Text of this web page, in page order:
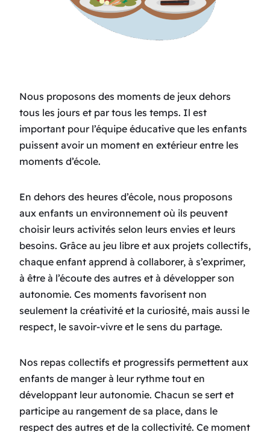
Nous proposons des moments de jeux dehors
tous les jours et par tous les temps. Il est
important pour l’équipe éducative que les enfants
puissent avoir un moment en extérieur entre les
moments d’école.
En dehors des heures d’école, nous proposons
aux enfants un environnement où ils peuvent
choisir leurs activités selon leurs envies et leurs
besoins. Grâce au jeu libre et aux projets collectifs,
chaque enfant apprend à collaborer, à s’exprimer,
à être à l’écoute des autres et à développer son
autonomie. Ces moments favorisent non
seulement la créativité et la curiosité, mais aussi le
respect, le savoir-vivre et le sens du partage.
Nos repas collectifs et progressifs permettent aux
enfants de manger à leur rythme tout en
développant leur autonomie. Chacun se sert et
participe au rangement de sa place, dans le
respect des autres et de la collectivité. Ce moment